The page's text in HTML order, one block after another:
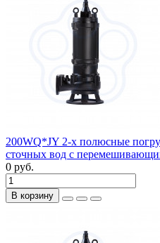
200WQ*JY 2-х полюсные
сточных вод с
0 руб.
В корзину